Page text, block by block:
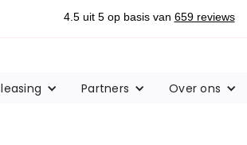
Partners Over ons